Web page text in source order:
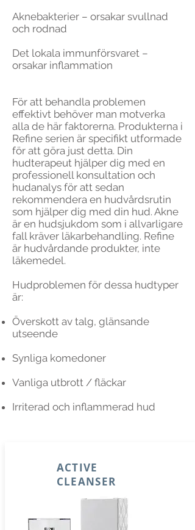
Aknebakterier – orsakar svullnad
och rodnad
Det lokala immunförsvaret –
orsakar inflammation
För att behandla problemen
effektivt behöver man motverka
alla de här faktorerna. Produkterna i
Refine serien är specifikt utformade
för att göra just detta. Din
hudterapeut hjälper dig med en
professionell konsultation och
hudanalys för att sedan
rekommendera en hudvårdsrutin
som hjälper dig med din hud. Akne
är en hudsjukdom som i allvarligare
fall kräver läkarbehandling. Refine
är hudvårdande produkter, inte
läkemedel.
Hudproblemen för dessa hudtyper
är:
Överskott av talg, glänsande
utseende
Synliga komedoner
Vanliga utbrott / fläckar
Irriterad och inflammerad hud
ACTIVE
CLEANSER